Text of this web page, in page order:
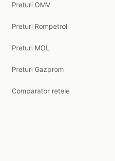
Preturi OMV
Preturi Rompetrol
Preturi MOL
Preturi Gazprom
Comparator retele